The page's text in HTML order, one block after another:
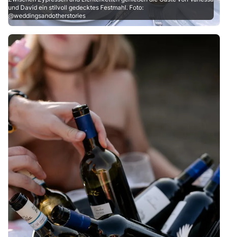
und David ein stilvoll gedecktes Festmahl. Foto:
@weddingsandotherstories